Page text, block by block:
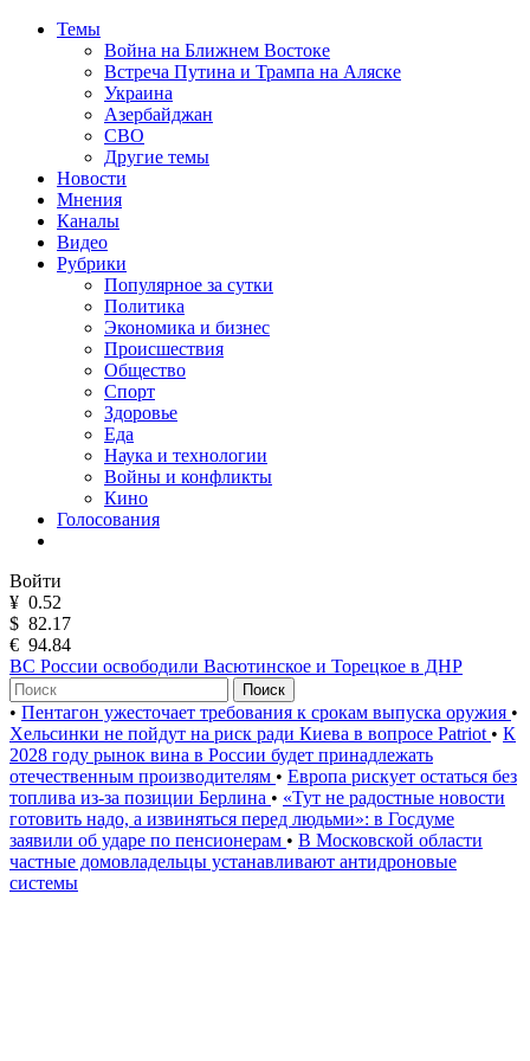
Темы
Война на Ближнем Востоке
Встреча Путина и Трампа на Аляске
Украина
Азербайджан
СВО
Другие темы
Новости
Мнения
Каналы
Видео
Рубрики
Популярное за сутки
Политика
Экономика и бизнес
Происшествия
Общество
Спорт
Здоровье
Еда
Наука и технологии
Войны и конфликты
Кино
Голосования
Войти
¥ 0.52
$ 82.17
€ 94.84
ВС России освободили Васютинское и Торецкое в ДНР
Поиск
• Пентагон ужесточает требования к срокам выпуска оружия •
Хельсинки не пойдут на риск ради Киева в вопросе Patriot • К
2028 году рынок вина в России будет принадлежать
отечественным производителям • Европа рискует остаться без
топлива из-за позиции Берлина • «Тут не радостные новости
готовить надо, а извиняться перед людьми»: в Госдуме
заявили об ударе по пенсионерам • В Московской области
частные домовладельцы устанавливают антидроновые
системы